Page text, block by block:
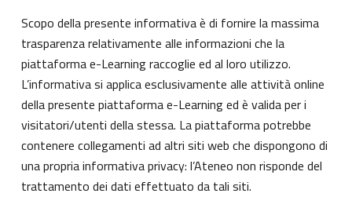
Scopo della presente informativa è di fornire la massima
trasparenza relativamente alle informazioni che la
piattaforma e-Learning raccoglie ed al loro utilizzo.
L’informativa si applica esclusivamente alle attività online
della presente piattaforma e-Learning ed è valida per i
visitatori/utenti della stessa. La piattaforma potrebbe
contenere collegamenti ad altri siti web che dispongono di
una propria informativa privacy: l’Ateneo non risponde del
trattamento dei dati effettuato da tali siti.